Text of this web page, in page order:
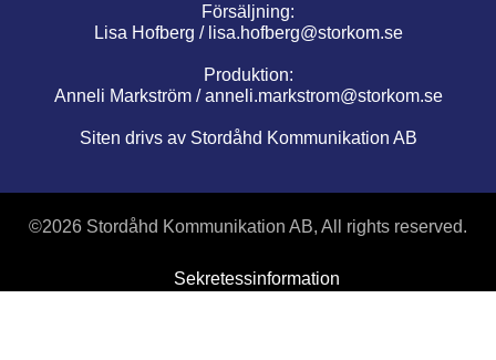
Försäljning:
Lisa Hofberg / lisa.hofberg@storkom.se
Produktion:
Anneli Markström /anneli.markstrom@storkom.se
Siten drivs av Stordåhd Kommunikation AB
©2026 Stordåhd Kommunikation AB, All rights reserved.
Sekretessinformation